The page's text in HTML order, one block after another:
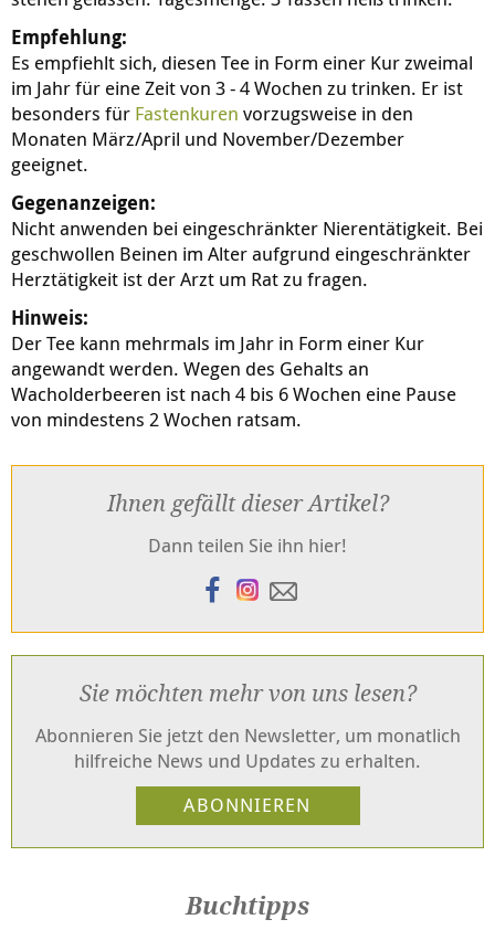
Empfehlung:
Es empfiehlt sich, diesen Tee in Form einer Kur zweimal
im Jahr für eine Zeit von 3 - 4 Wochen zu trinken. Er ist
besonders für Fastenkuren vorzugsweise in den
Monaten März/April und November/Dezember
geeignet.
Gegenanzeigen:
Nicht anwenden bei eingeschränkter Nierentätigkeit. Bei
geschwollen Beinen im Alter aufgrund eingeschränkter
Herztätigkeit ist der Arzt um Rat zu fragen.
Hinweis:
Der Tee kann mehrmals im Jahr in Form einer Kur
angewandt werden. Wegen des Gehalts an
Wacholderbeeren ist nach 4 bis 6 Wochen eine Pause
von mindestens 2 Wochen ratsam.
Ihnen gefällt dieser Artikel?
Dann teilen Sie ihn hier!
Sie möchten mehr von uns lesen?
Abonnieren Sie jetzt den Newsletter, um monatlich
hilfreiche News und Updates zu erhalten.
Buchtipps